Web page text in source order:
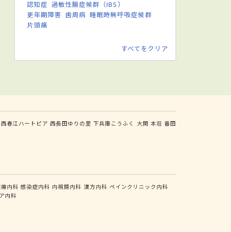
認知症 過敏性腸症候群（IBS）
更年期障害 歯周病 睡眠時無呼吸症候群
片頭痛
すべてをクリア
西春江ハートピア 西長田ゆりの里 下兵庫こうふく 大関 本荘 番田
内科 感染症内科 内視鏡内科 漢方内科 ペインクリニック内科
内科